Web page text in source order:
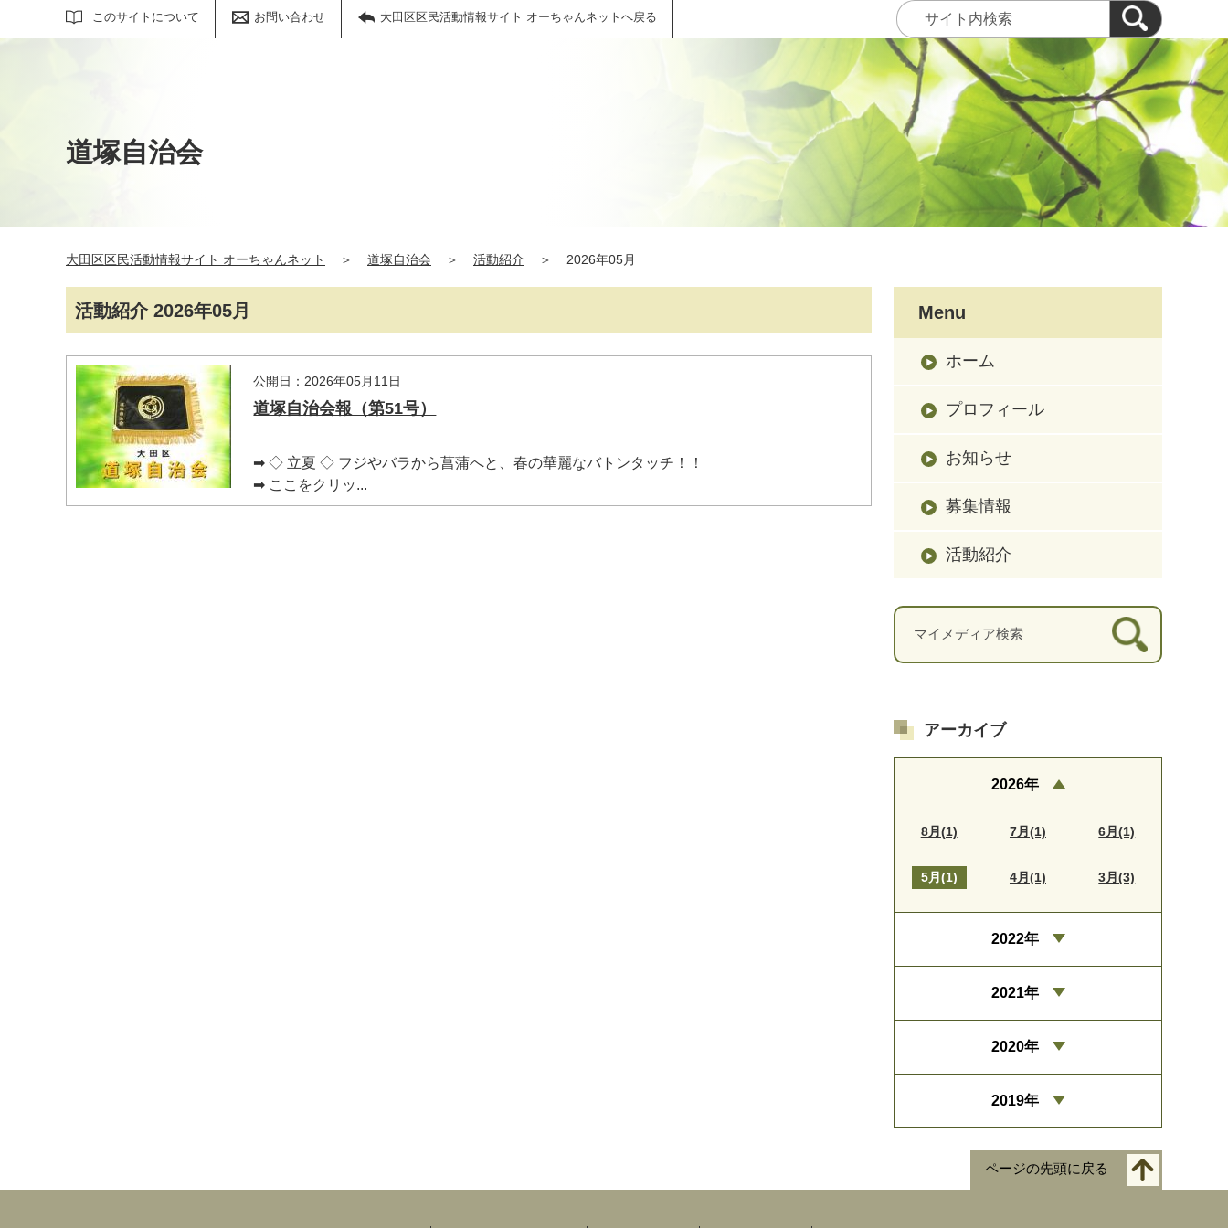
このサイトについて お問い合わせ 大田区区民活動情報サイト オーちゃんネットへ戻る
サイト内検索
道塚自治会
大田区区民活動情報サイト オーちゃんネット ＞ 道塚自治会 ＞ 活動紹介 ＞ 2026年05月
活動紹介 2026年05月
公開日：2026年05月11日
道塚自治会報（第51号）
➡ ◇ 立夏 ◇ フジやバラから菖蒲へと、春の華麗なバトンタッチ！！
➡ ここをクリッ...
Menu
ホーム
プロフィール
お知らせ
募集情報
活動紹介
アーカイブ
2026年
8月(1) 7月(1) 6月(1)
5月(1) 4月(1) 3月(3)
2022年
2021年
2020年
2019年
ページの先頭に戻る